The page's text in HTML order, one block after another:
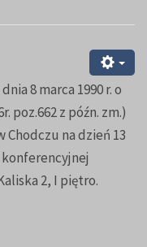
8 marca 1990 r. o
poz.662 z późn. zm.)
Chodczu na dzień 13
konferencyjnej
2, I piętro.